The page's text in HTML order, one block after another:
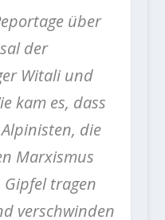
über
der
Witali und
kam es, dass
die
Marxismus
tragen
verschwinden